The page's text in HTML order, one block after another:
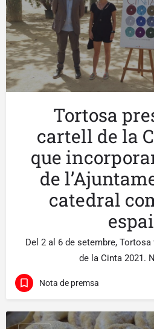
Tortosa
cartell de la
que
de
catedral
Del 2 al 6 de setembre,
de la Cinta 2021.
Nota de premsa